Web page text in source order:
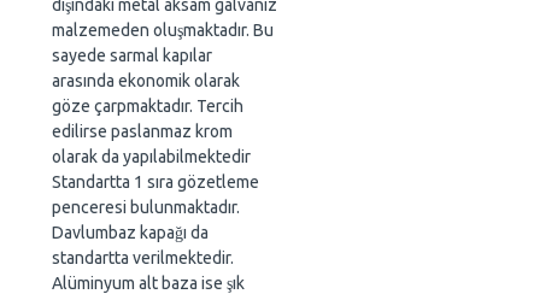
dışındaki metal aksam galvaniz
malzemeden oluşmaktadır. Bu
sayede sarmal kapılar
arasında ekonomik olarak
göze çarpmaktadır. Tercih
edilirse paslanmaz krom
olarak da yapılabilmektedir
Standartta 1 sıra gözetleme
penceresi bulunmaktadır.
Davlumbaz kapağı da
standartta verilmektedir.
Alüminyum alt baza ise şık